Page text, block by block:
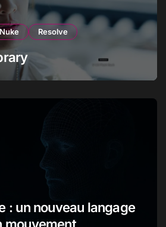
Nuke Resolve
: un nouveau langage